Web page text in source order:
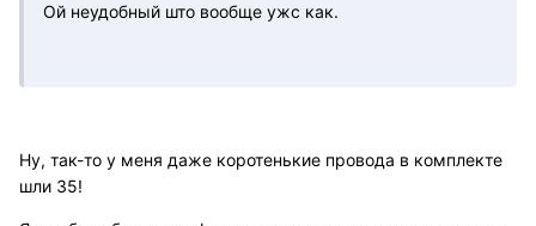
Ой неудобный што вообще ужс как.
Ну, так-то у меня даже коротенькие провода в комплекте
шли 35!